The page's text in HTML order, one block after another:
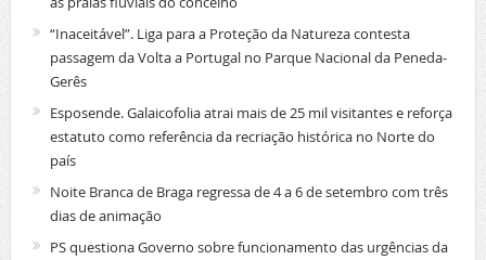
“Inaceitável”. Liga para a Proteção da Natureza contesta
passagem da Volta a Portugal no Parque Nacional da Peneda-
Gerês
Esposende. Galaicofolia atrai mais de 25 mil visitantes e reforça
estatuto como referência da recriação histórica no Norte do
país
Noite Branca de Braga regressa de 4 a 6 de setembro com três
dias de animação
PS questiona Governo sobre funcionamento das urgências da